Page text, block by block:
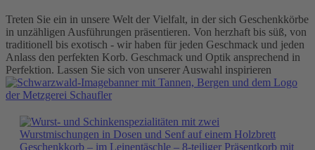
Treten Sie ein in unsere Welt der Vielfalt, in der sich Geschenkkörbe
in unzähligen Ausführungen präsentieren. Von herzhaft bis süß, von
traditionell bis exotisch - wir haben für jeden Geschmack und jeden
Anlass den perfekten Korb. Geschmack und Optik ansprechend in
Perfektion. Lassen Sie sich von unserer Auswahl inspirieren
Geschenkkorb – im Leinentäschle – 8-teiliger Präsentkorb mit